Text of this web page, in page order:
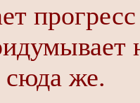
же.